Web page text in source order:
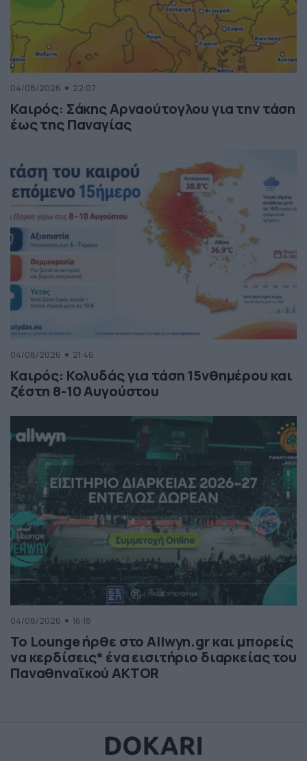
04/08/2026 22:07
Καιρός: Σάκης Αρναούτογλου για την τάση
έως της Παναγίας
04/08/2026 21:46
Καιρός: Κολυδάς για τάση 15νθημέρου και
ζέστη 8-10 Αυγούστου
04/08/2026 16:18
Το Lounge ήρθε στο Allwyn.gr και μπορείς
να κερδίσεις* ένα εισιτήριο διαρκείας του
Παναθηναϊκού AKTOR